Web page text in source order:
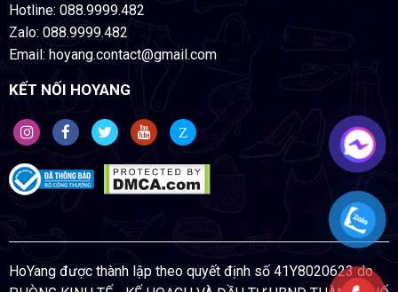
Hotline: 088.9999.482
Zalo: 088.9999.482
Email: hoyang.contact@gmail.com
KẾT NỐI HOYANG
Z
HoYang được thành lập theo quyết định số 41Y8020623 do